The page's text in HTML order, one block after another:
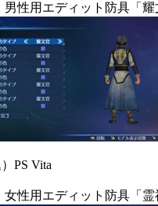
性用エディット防具「
PS Vita
性用エディット防具「